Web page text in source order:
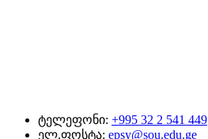
ტელეფონი: +995 32 2 541 449
ელ.ფოსტა: epsy@sou.edu.ge